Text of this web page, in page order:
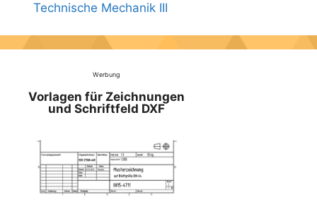
Technische Mechanik III
Werbung
Vorlagen für Zeichnungen
und Schriftfeld DXF